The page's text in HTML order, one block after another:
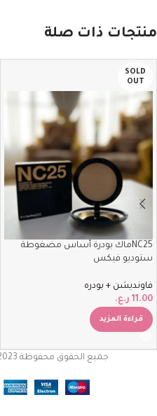
منتجات ذات صلة
SOLD
OUT
NC25ماك بودرة أساس مضغوطة
ستوديو فيكس
فاونديشن + بودره
11.00 ر.ع.
قراءة المزيد
جميع الحقوق محفوظة 2023 | تصميم وتطوير exan.app